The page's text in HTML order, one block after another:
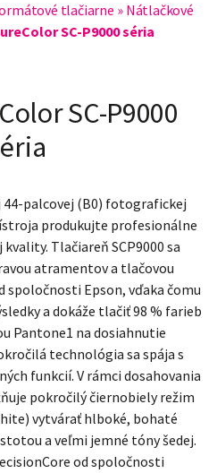
tlačiarne » Nátlačkové
SC-P9000 séria
SC-P9000
palcovej (B0) fotografickej
produkujte profesionálne
Tlačiareň SCP9000 sa
atramentov a tlačovou
spoločnosti Epson, vďaka čomu
a dokáže tlačiť 98 % farieb
Pantone1 na dosiahnutie
technológia sa spája s
funkcií. V rámci dosahovania
pokročilý čiernobiely režim
vytvárať hlboké, bohaté
a veľmi jemné tóny šedej.
od spoločnosti